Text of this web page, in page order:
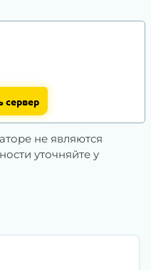
сервер
не являются
уточняйте у